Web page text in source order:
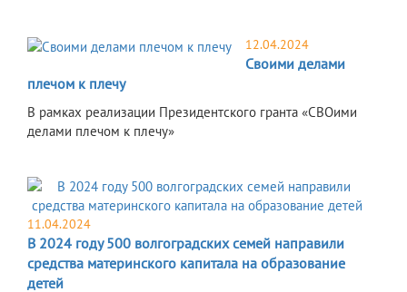
12.04.2024
Своими делами
плечом к плечу
В рамках реализации Президентского гранта «СВОими
делами плечом к плечу»
11.04.2024
В 2024 году 500 волгоградских семей направили
средства материнского капитала на образование
детей